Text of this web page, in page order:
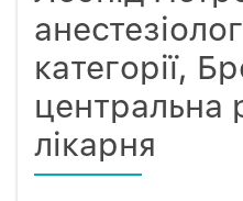
категорії,
центральна
лікарня